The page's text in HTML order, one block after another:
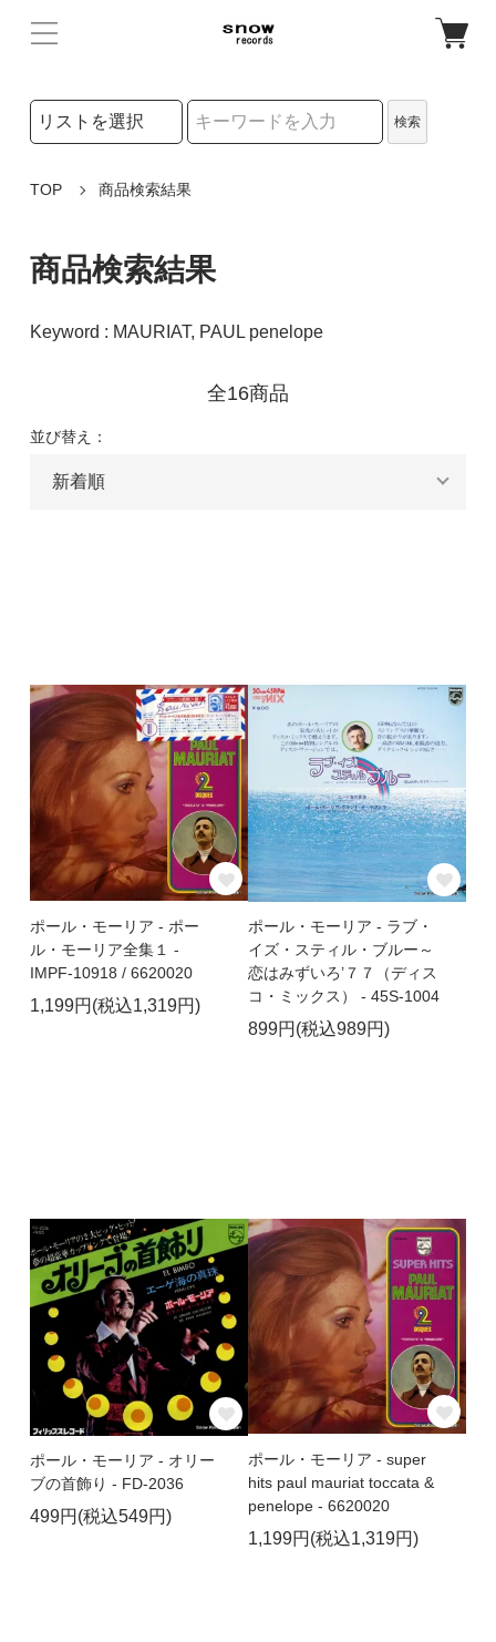
検索リストの選択
検索
TOP 商品検索結果
商品検索結果
Keyword : MAURIAT, PAUL penelope
全16商品
並び替え：
ポール・モーリア - ポー
ル・モーリア全集１ -
IMPF-10918 / 6620020
1,199円(税込1,319円)
ポール・モーリア - ラブ・
イズ・スティル・ブルー～
恋はみずいろ’７７（ディス
コ・ミックス） - 45S-1004
899円(税込989円)
ポール・モーリア - オリー
ブの首飾り - FD-2036
499円(税込549円)
ポール・モーリア - super
hits paul mauriat toccata &
penelope - 6620020
1,199円(税込1,319円)